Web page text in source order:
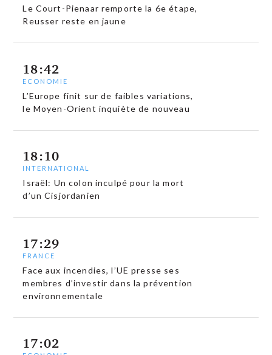
Le Court-Pienaar remporte la 6e étape,
Reusser reste en jaune
18:42
ECONOMIE
L’Europe finit sur de faibles variations,
le Moyen-Orient inquiète de nouveau
18:10
INTERNATIONAL
Israël: Un colon inculpé pour la mort
d’un Cisjordanien
17:29
FRANCE
Face aux incendies, l’UE presse ses
membres d’investir dans la prévention
environnementale
17:02